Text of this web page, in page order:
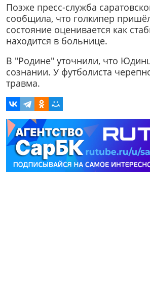
Позже пресс-служба
сообщила, что голкипер
состояние оценивается как
находится в больнице.
В "Родине" уточнили, что
сознании. У футболиста
травма.